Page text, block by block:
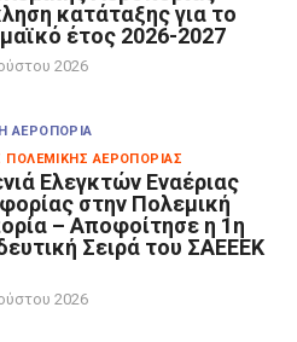
κατάταξης για το
έτος 2026-2027
2026
ΑΕΡΟΠΟΡΊΑ
ΑΕΡΟΠΟΡΊΑΣ
Ελεγκτών Εναέριας
στην Πολεμική
– Αποφοίτησε η 1η
Σειρά του ΣΑΕΕΕΚ
2026